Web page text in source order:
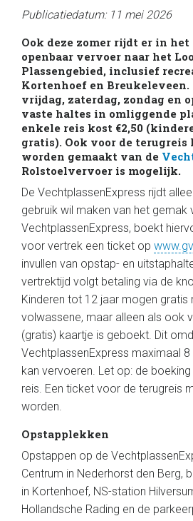
Publicatiedatum: 11 mei 2026
Ook deze zomer rijdt er in
openbaar vervoer naar het
Plassengebied, inclusief
Kortenhoef en Breukeleveen.
vrijdag, zaterdag, zondag en
vaste haltes in omliggende
enkele reis kost €2,50
gratis). Ook voor de terugreis
worden gemaakt van de
Rolstoelvervoer is mogelijk.
De VechtplassenExpress rijdt
gebruik wil maken van het gemak
VechtplassenExpress, boekt
voor vertrek een ticket op
invullen van opstap- en
vertrektijd volgt betaling via de
Kinderen tot 12 jaar mogen gratis
volwassene, maar alleen als ook
(gratis) kaartje is geboekt. Dit
VechtplassenExpress maximaal
kan vervoeren. Let op: de
reis. Een ticket voor de terugreis
worden.
Opstapplekken
Opstappen op de
Centrum in Nederhorst den Berg,
in Kortenhoef, NS-station
Hollandsche Rading en de